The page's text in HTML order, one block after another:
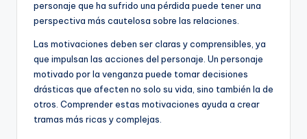
personaje que ha sufrido una pérdida puede tener una
perspectiva más cautelosa sobre las relaciones.
Las motivaciones deben ser claras y comprensibles, ya
que impulsan las acciones del personaje. Un personaje
motivado por la venganza puede tomar decisiones
drásticas que afecten no solo su vida, sino también la de
otros. Comprender estas motivaciones ayuda a crear
tramas más ricas y complejas.